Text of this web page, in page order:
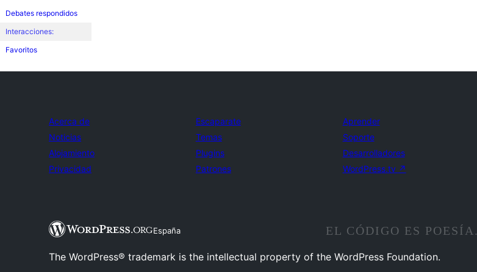
Debates respondidos
Interacciones:
Favoritos
Acerca de
Noticias
Alojamiento
Privacidad
Escaparate
Temas
Plugins
Patrones
Aprender
Soporte
Desarrolladores
WordPress.tv ↗
España EL CÓDIGO ES POESÍA.
The WordPress® trademark is the intellectual property of the WordPress Foundation.